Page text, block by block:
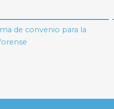
de convenio para la